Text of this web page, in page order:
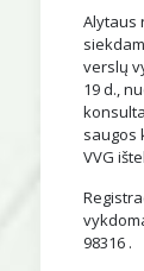
Alytaus
verslų
19 d.,
saugos
VVG
98316 .